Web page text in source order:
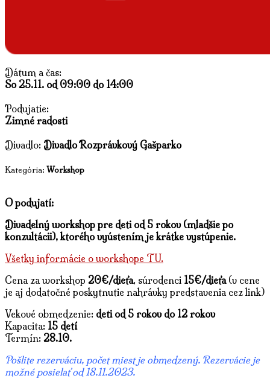
Dátum a čas:
So 25.11. od 09:00 do 14:00
Podujatie:
Zimné radosti
Divadlo: Divadlo Rozprávkový Gašparko
Kategória: Workshop
O podujatí:
Divadelný workshop pre deti od 5 rokov (mladšie po
konzultácii), ktorého vyústením je krátke vystúpenie.
Všetky informácie o workshope TU.
Cena za workshop 20€/dieťa, súrodenci 15€/dieťa(v cene
je aj dodatočné poskytnutie nahrávky predstavenia cez link)
Vekové obmedzenie: deti od 5 rokov do 12 rokov
Kapacita: 15 detí
Termín: 28.10.
Pošlite rezerváciu, počet miest je obmedzený. Rezervácie je
možné posielať od 18.11.2023.